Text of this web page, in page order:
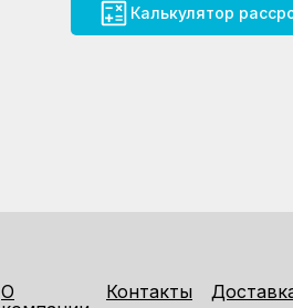
Калькулятор
О
Контакты